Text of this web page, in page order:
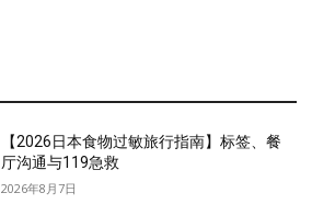
【2026日本食物过敏旅行指南】标签、餐
厅沟通与119急救
2026年8月7日